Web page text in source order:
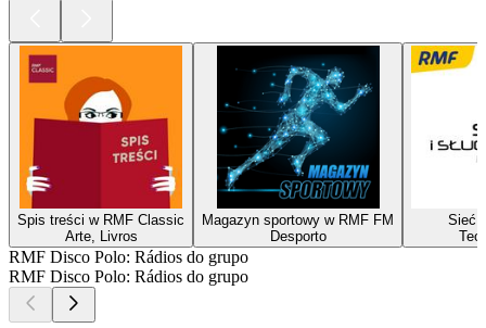
Spis treści w RMF Classic
Arte, Livros
Magazyn sportowy w RMF FM
Desporto
Sieć i
RMF Disco Polo: Rádios do grupo
RMF Disco Polo: Rádios do grupo